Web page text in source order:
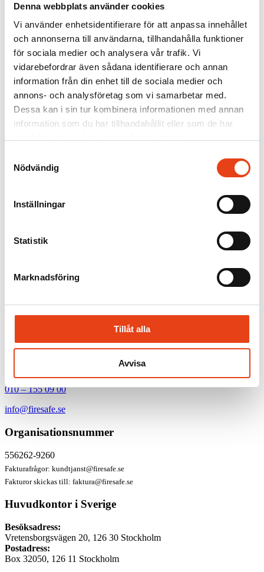
Denna webbplats använder cookies
Vi använder enhetsidentifierare för att anpassa innehållet
och annonserna till användarna, tillhandahålla funktioner
för sociala medier och analysera vår trafik. Vi
vidarebefordrar även sådana identifierare och annan
information från din enhet till de sociala medier och
annons- och analysföretag som vi samarbetar med.
Dessa kan i sin tur kombinera informationen med annan
information som du har tillhandahållit eller som de har
Nödvändig
Inställningar
Statistik
Marknadsföring
Tillåt alla
Avvisa
FI
Sök
Referensprojekt
View Åre
View Åre är ett projekt med exklusiva bostäder med direkt närhet till
skidåkning och gångavstånd till centrala Åre. Totalentreprenör
På detta projekt utför vi brandtätning, gjutning av schakt och
Vi tackar Fastec för uppdraget.
Prenumerera på vårt nyhetsbrev
Visselblåsarkanal
010 – 155 09 00
info@firesafe.se
Organisationsnummer
556262-9260
Fakturafrågor: kundtjanst@firesafe.se
Fakturor skickas till: faktura@firesafe.se
Huvudkontor i Sverige
Besöksadress:
Vretensborgsvägen 20, 126 30 Stockholm
Postadress:
Box 32050, 126 11 Stockholm